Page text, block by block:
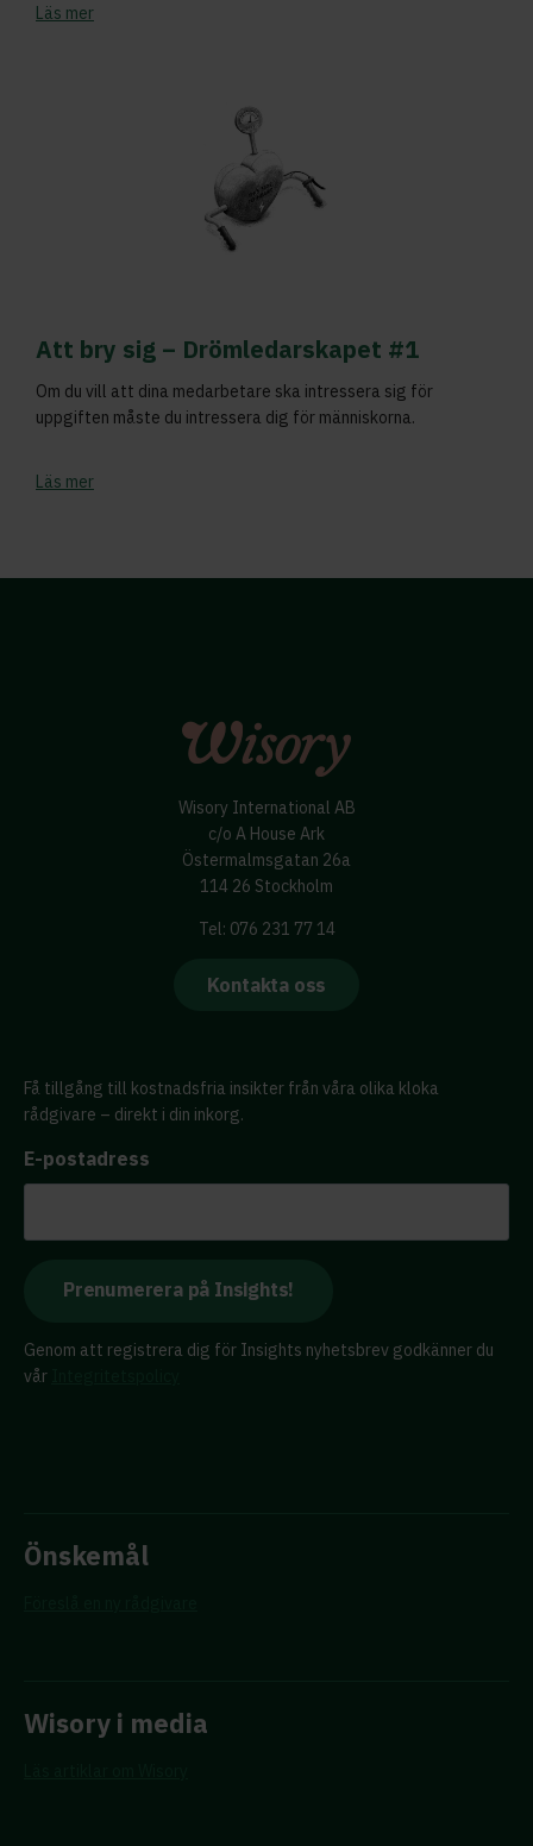
Läs mer
Att bry sig – Drömledarskapet #1
Om du vill att dina medarbetare ska intressera sig för
uppgiften måste du intressera dig för människorna.
Läs mer
Wisory International AB
c/o A House Ark
Östermalmsgatan 26a
114 26 Stockholm
Tel: 076 231 77 14
Kontakta oss
Få tillgång till kostnadsfria insikter från våra olika kloka
rådgivare – direkt i din inkorg.
E-postadress
Genom att registrera dig för Insights nyhetsbrev godkänner du
vår
Önskemål
Wisory i media